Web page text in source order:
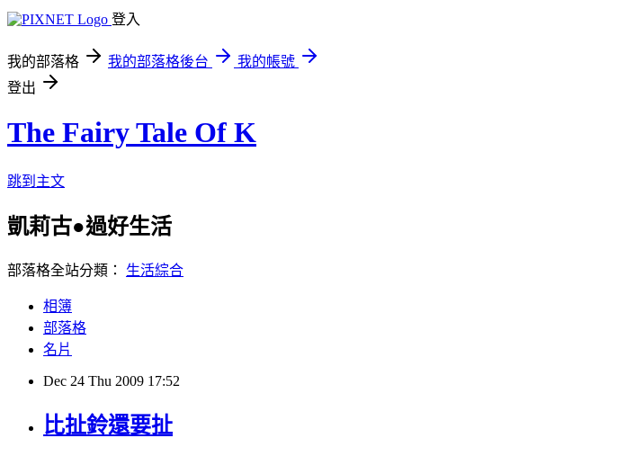
登入
我的部落格 我的部落格後台
我的帳號
登出
The Fairy Tale Of K
跳到主文
凱莉古●過好生活
部落格全站分類： 生活綜合
相簿
部落格
名片
Dec 24 Thu 2009 17:52
比扯鈴還要扯